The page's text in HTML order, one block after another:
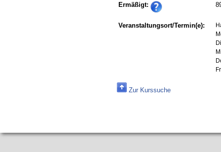
Ermäßigt:
Veranstaltungsort/Termin(e):
Zur Kurssuche